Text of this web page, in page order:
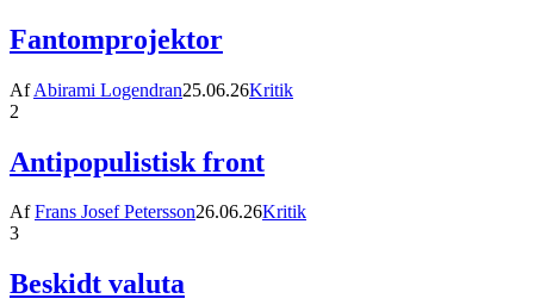
Fantomprojektor
AfAbirami Logendran25.06.26Kritik
2
Antipopulistisk front
AfFrans Josef Petersson26.06.26Kritik
3
Beskidt valuta